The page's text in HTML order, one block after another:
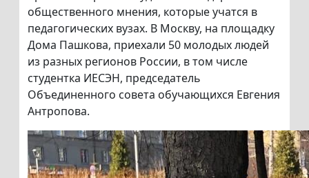
общественного мнения, которые учатся в
педагогических вузах. В Москву, на площадку
Дома Пашкова, приехали 50 молодых людей
из разных регионов России, в том числе
студентка ИЕСЭН, председатель
Объединенного совета обучающихся Евгения
Антропова.